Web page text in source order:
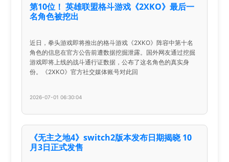
第10位！ 英雄联盟格斗游戏《2XKO》最后一
名角色被挖出
近日，拳头游戏即将推出的格斗游戏《2XKO》阵容中第十名
角色的信息在官方公告前遭数据挖掘泄露。国外网友通过挖掘
游戏即将上线的战斗通行证数据，公布了这名角色的真实身
份。《2XKO》官方社交媒体账号对此回
2026-07-01 06:30:04
《无主之地4》switch2版本发布日期揭晓 10
月3日正式发售